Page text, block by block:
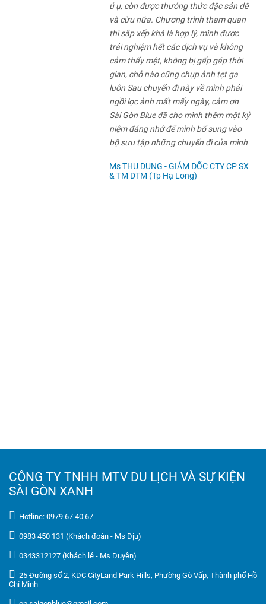
ú ụ, còn được thưởng thức đặc sản dê
và cừu nữa. Chương trình tham quan
thì sắp xếp khá là hợp lý, mình được
trải nghiệm hết các dịch vụ và không
cảm thấy mệt, không bị gấp gáp thời
gian, chỗ nào cũng chụp ảnh tẹt ga
luôn Sau chuyến đi này về mình phải
ngồi lọc ảnh mất mấy ngày, cảm ơn
Sài Gòn Blue đã cho mình thêm một kỷ
niệm đáng nhớ để mình bổ sung vào
bộ sưu tập những chuyến đi của mình
Ms THU DUNG - GIÁM ĐỐC CTY CP SX
& TM DTM (Tp Hạ Long)
CÔNG TY TNHH MTV DU LỊCH VÀ SỰ KIỆN
SÀI GÒN XANH
Hotline: 0979 67 40 67
0983 450 131 (Khách đoàn - Ms Dịu)
0343312127 (Khách lẻ - Ms Duyên)
25 Đường số 2, KDC CityLand Park Hills, Phường Gò Vấp, Thành phố Hồ
Chí Minh